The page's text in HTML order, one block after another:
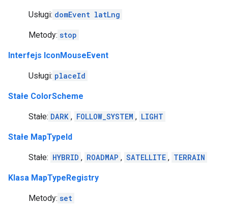
Usługi: domEvent latLng
Metody: stop
Interfejs IconMouseEvent
Usługi: placeId
Stałe ColorScheme
Stałe: DARK , FOLLOW_SYSTEM , LIGHT
Stałe MapTypeId
Stałe: HYBRID , ROADMAP , SATELLITE , TERRAIN
Klasa MapTypeRegistry
Metody: set